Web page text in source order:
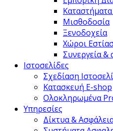
Καταστήματα
Μισθοδοσία
Ξενοδοχεία
Χώροι
Συνεργεία &
Ιστοσελίδες
Σχεδίαση
Κατασκευή E-shop
Ολοκληρωμένα
Υπηρεσίες
Δίκτυα &